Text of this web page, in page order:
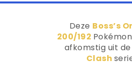
Deze Boss’s
200/192
afkomstig uit de
Clash